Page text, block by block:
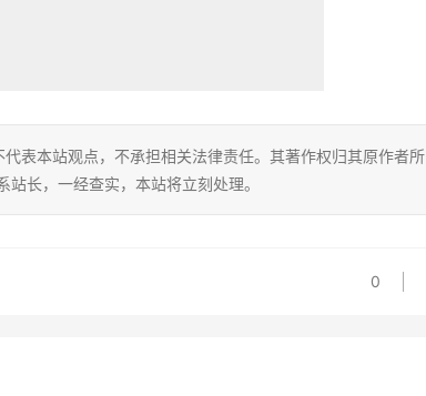
表本站观点，不承担相关法律责任。其著作权归其原作者所
长，一经查实，本站将立刻处理。
0